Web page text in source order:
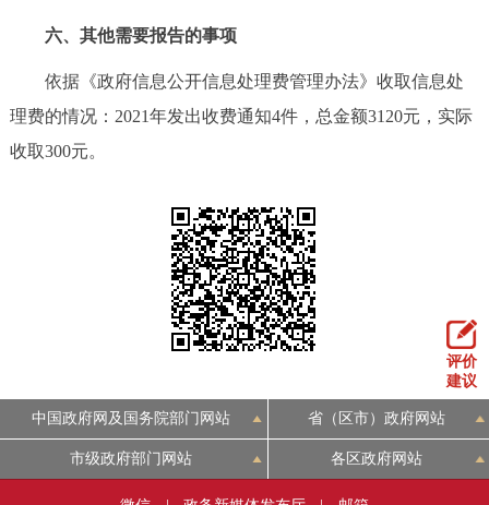
六、其他需要报告的事项
依据《政府信息公开信息处理费管理办法》收取信息处
理费的情况：2021年发出收费通知4件，总金额3120元，实际
收取300元。
评价
建议
中国政府网及国务院部门网站 省（区市）政府网站
市级政府部门网站 各区政府网站